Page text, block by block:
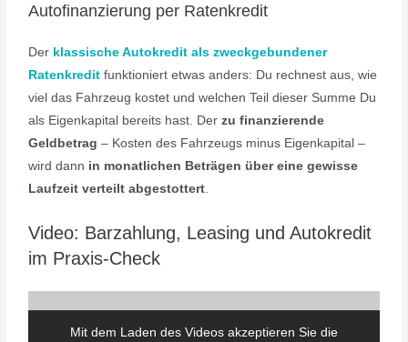
Autofinanzierung per Ratenkredit
Der klassische Autokredit als zweckgebundener
Ratenkredit funktioniert etwas anders: Du rechnest aus, wie
viel das Fahrzeug kostet und welchen Teil dieser Summe Du
als Eigenkapital bereits hast. Derzu finanzierende
Geldbetrag – Kosten des Fahrzeugs minus Eigenkapital –
wird dann in monatlichen Beträgen über eine gewisse
Laufzeit verteilt abgestottert.
Video: Barzahlung, Leasing und Autokredit
im Praxis-Check
Mit dem Laden des Videos akzeptieren Sie die